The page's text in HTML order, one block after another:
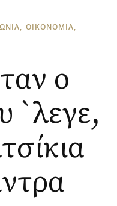
ΟΙΚΟΝΟΜΙΑ
ο
`λεγε,